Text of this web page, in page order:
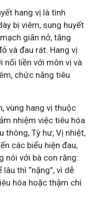
hang vị là tình
bị viêm, sung huyết
giãn nở, tăng
và đau rát. Hang vị
nối liền với môn vị và
chức năng tiêu
vùng hang vị thuộc
nhiệm việc tiêu hóa
thông, Tỳ hư, Vị nhiệt,
các biểu hiện đau,
nói với bà con rằng:
lâu thì “nặng”, vì dễ
hóa hoặc thậm chí